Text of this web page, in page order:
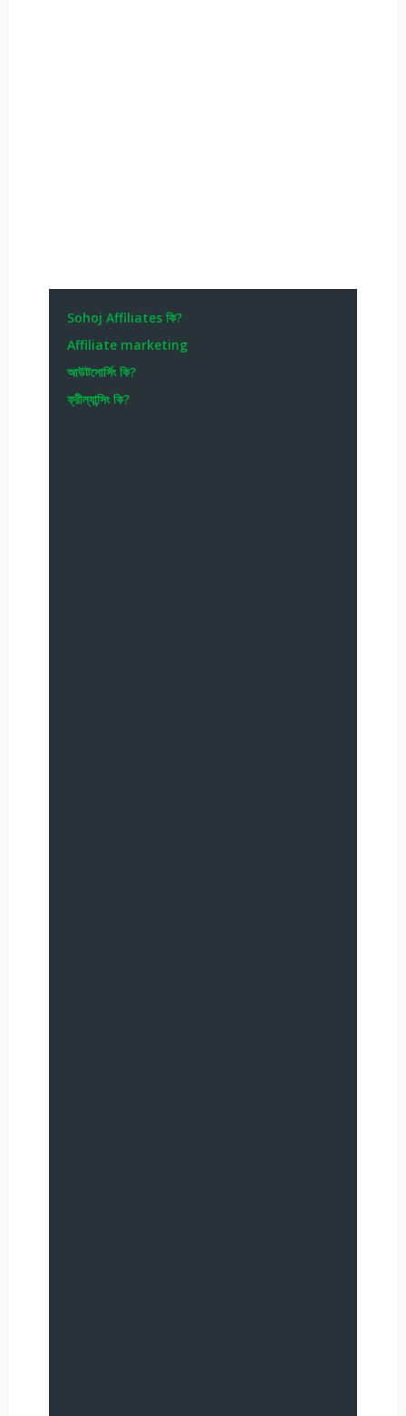
Sohoj Affiliates কি?
Affiliate marketing
আউটসোর্সিং কি?
ফ্রীল্যান্সিং কি?